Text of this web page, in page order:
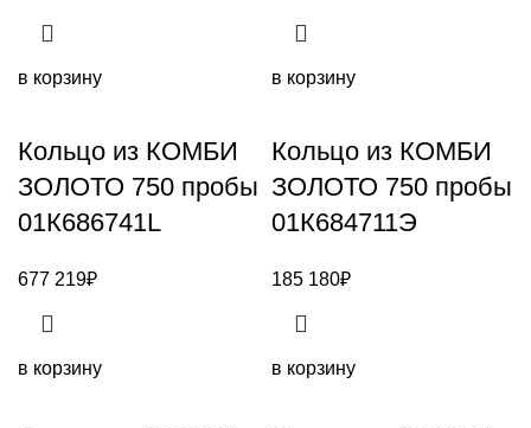
в корзину в корзину
Кольцо из КОМБИ
ЗОЛОТО 750 пробы
01К686741L
677 219₽
в корзину
Кольцо из КОМБИ
ЗОЛОТО 750 пробы
01К684711Э
185 180₽
в корзину